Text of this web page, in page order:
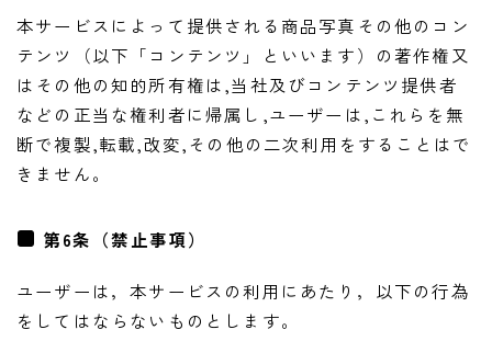
本サービスによって提供される商品写真その他のコン
テンツ（以下「コンテンツ」といいます）の著作権又
はその他の知的所有権は,当社及びコンテンツ提供者
などの正当な権利者に帰属し,ユーザーは,これらを無
断で複製,転載,改変,その他の二次利用をすることはで
きません。
第6条（禁止事項）
ユーザーは，本サービスの利用にあたり，以下の行為
をしてはならないものとします。